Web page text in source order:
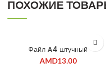
ПОХОЖИЕ
Файл A4 штучный
AMD13.00